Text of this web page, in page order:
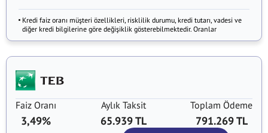
Kredi faiz oranı müşteri özellikleri, risklilik durumu, kredi tutarı, vadesi ve
diğer kredi bilgilerine göre değişiklik gösterebilmektedir. Oranlar
Faiz Oranı
3,49%
Aylık Taksit
65.939 TL
Toplam Ödeme
791.269 TL